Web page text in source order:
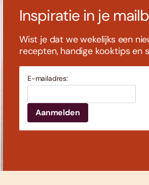
Inspiratie in je
Wist je dat we wekelijks een
recepten, handige kooktips en
E-mailadres: